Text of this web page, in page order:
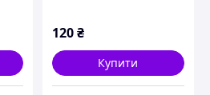
120₴
Купити